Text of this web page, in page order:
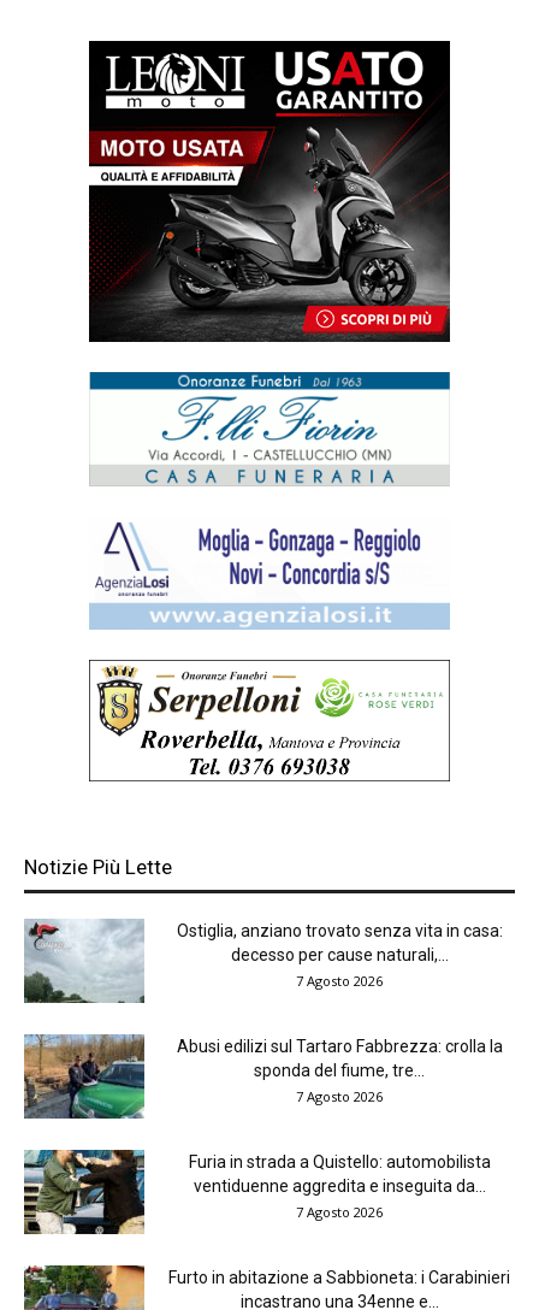
Notizie Più Lette
Ostiglia, anziano trovato senza vita in casa:
decesso per cause naturali,...
7 Agosto 2026
Abusi edilizi sul Tartaro Fabbrezza: crolla la
sponda del fiume, tre...
7 Agosto 2026
Furia in strada a Quistello: automobilista
ventiduenne aggredita e inseguita da...
7 Agosto 2026
Furto in abitazione a Sabbioneta: i Carabinieri
incastrano una 34enne e...